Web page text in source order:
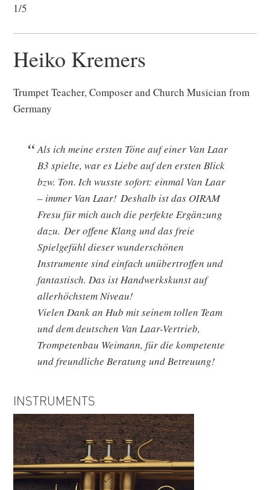
1/5
Heiko Kremers
Trumpet Teacher, Composer and Church Musician from
Germany
Als ich meine ersten Töne auf einer Van Laar
B3 spielte, war es Liebe auf den ersten Blick
bzw. Ton. Ich wusste sofort: einmal Van Laar
– immer Van Laar! Deshalb ist das OIRAM
Fresu für mich auch die perfekte Ergänzung
dazu. Der offene Klang und das freie
Spielgefühl dieser wunderschönen
Instrumente sind einfach unübertroffen und
fantastisch. Das ist Handwerkskunst auf
allerhöchstem Niveau!
Vielen Dank an Hub mit seinem tollen Team
und dem deutschen Van Laar-Vertrieb,
Trompetenbau Weimann, für die kompetente
und freundliche Beratung und Betreuung!
INSTRUMENTS